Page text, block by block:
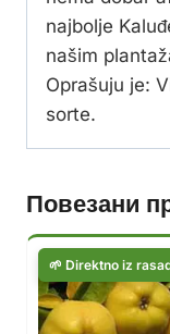
najbolje
našim
Oprašuju je:
sorte.
Повезани